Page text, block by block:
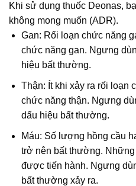
Khi sử dụng thuốc Deonas,
không mong muốn (ADR).
Gan: Rối loạn chức năng
chức năng gan. Ngưng
hiệu bất thường.
Thận: Ít khi xảy ra rối loạn
chức năng thận. Ngưng
dấu hiệu bất thường.
Máu: Số lượng hồng cầu
trở nên bất thường.
được tiến hành. Ngưng
bất thường xảy ra.